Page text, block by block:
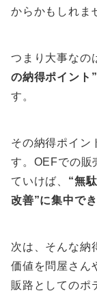
からかもしれま
つまり大事なの
の納得ポイント
す。
その納得ポイン
す。OEFでの販
ていけば、 “無
改善”に集中で
次は、そんな納
価値を問屋さん
販路としてのポ